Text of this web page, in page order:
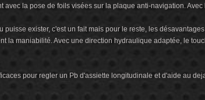
la pose de foils visées sur la plaque anti-navigation.
exister, c'est un fait mais pour le reste, les
la maniabilité. Avec une direction hydraulique adaptée, le
pour regler un Pb d'assiette longitudinale et d'aide au